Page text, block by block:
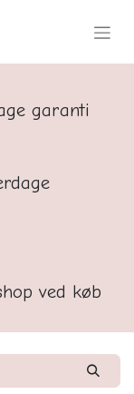
garanti
ved køb